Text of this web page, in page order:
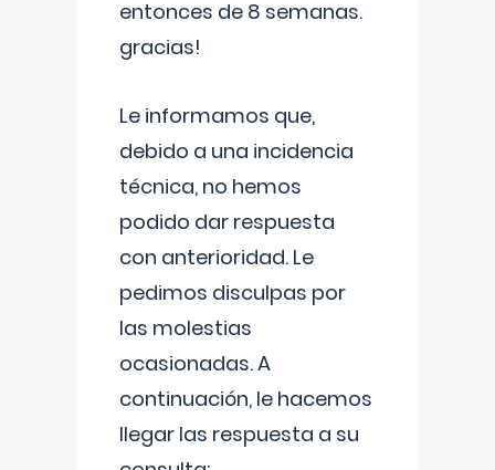
entonces de 8 semanas.
gracias!
Le informamos que,
debido a una incidencia
técnica, no hemos
podido dar respuesta
con anterioridad. Le
pedimos disculpas por
las molestias
ocasionadas. A
continuación, le hacemos
llegar las respuesta a su